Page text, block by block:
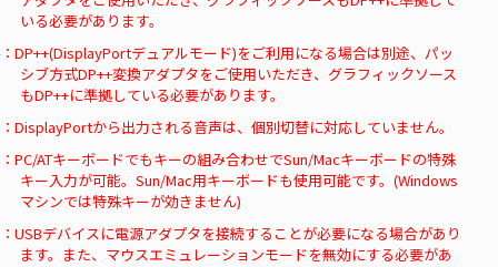
いる必要があります。
DP++(DisplayPortデュアルモード)をご利用になる場合は別途、パッ
シブ方式DP++変換アダプタをご使用いただき、グラフィックソース
もDP++に準拠している必要があります。
DisplayPortから出力される音声は、個別切替に対応していません。
PC/ATキーボードでもキーの組み合わせでSun/Macキーボードの特殊
キー入力が可能。Sun/Mac用キーボードも使用可能です。(Windows
マシンでは特殊キーが効きません)
USBデバイスに電源アダプタを接続することが必要になる場合があり
ます。また、マウスエミュレーションモードを無効にする必要があ